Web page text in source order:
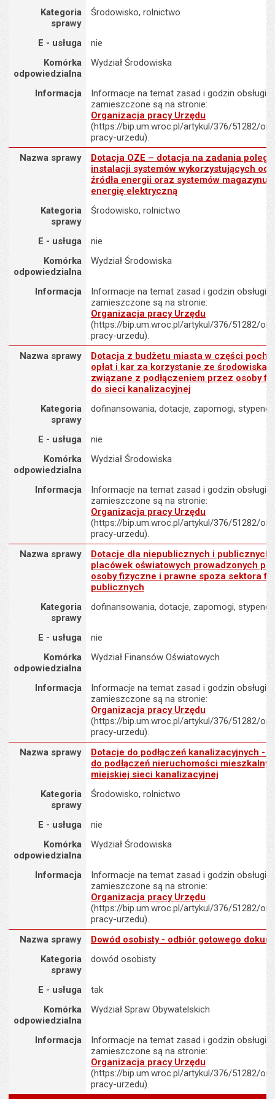
Kategoria
sprawy
Środowisko, rolnictwo
E - usługa
nie
Komórka
odpowiedzialna
Wydział Środowiska
Informacja
Informacje na temat zasad i godzin obsługi
zamieszczone są na stronie:
Organizacja pracy Urzędu
(https://bip.um.wroc.pl/artykul/376/51282/
pracy-urzedu).
Nazwa sprawy : Dotacja OZE – dotacja na zadania polegające
Nazwa sprawy
Dotacja OZE – dotacja na zadania
instalacji systemów wykorzystujących
źródła energii oraz systemów
energię elektryczną
Kategoria
sprawy
Środowisko, rolnictwo
E - usługa
nie
Komórka
odpowiedzialna
Wydział Środowiska
Informacja
Informacje na temat zasad i godzin obsługi
zamieszczone są na stronie:
Organizacja pracy Urzędu
(https://bip.um.wroc.pl/artykul/376/51282/
pracy-urzedu).
Nazwa sprawy : Dotacja z budżetu miasta w części
Nazwa sprawy
Dotacja z budżetu miasta w części
opłat i kar za korzystanie ze środowiska
związane z podłączeniem przez osoby
do sieci kanalizacyjnej
Kategoria
sprawy
dofinansowania, dotacje, zapomogi,
E - usługa
nie
Komórka
odpowiedzialna
Wydział Środowiska
Informacja
Informacje na temat zasad i godzin obsługi
zamieszczone są na stronie:
Organizacja pracy Urzędu
(https://bip.um.wroc.pl/artykul/376/51282/
pracy-urzedu).
Nazwa sprawy : Dotacje dla niepublicznych i publicznych
Nazwa sprawy
Dotacje dla niepublicznych i publicznych
placówek oświatowych prowadzonych
osoby fizyczne i prawne spoza sektora
publicznych
Kategoria
sprawy
dofinansowania, dotacje, zapomogi,
E - usługa
nie
Komórka
odpowiedzialna
Wydział Finansów Oświatowych
Informacja
Informacje na temat zasad i godzin obsługi
zamieszczone są na stronie:
Organizacja pracy Urzędu
(https://bip.um.wroc.pl/artykul/376/51282/
pracy-urzedu).
Nazwa sprawy : Dotacje do podłączeń kanalizacyjnych -
Nazwa sprawy
Dotacje do podłączeń kanalizacyjnych -
do podłączeń nieruchomości
miejskiej sieci kanalizacyjnej
Kategoria
sprawy
Środowisko, rolnictwo
E - usługa
nie
Komórka
odpowiedzialna
Wydział Środowiska
Informacja
Informacje na temat zasad i godzin obsługi
zamieszczone są na stronie:
Organizacja pracy Urzędu
(https://bip.um.wroc.pl/artykul/376/51282/
pracy-urzedu).
Nazwa sprawy : Dowód osobisty - odbiór gotowego dokumentu
Nazwa sprawy
Dowód osobisty - odbiór gotowego
Kategoria
sprawy
dowód osobisty
E - usługa
tak
Komórka
odpowiedzialna
Wydział Spraw Obywatelskich
Informacja
Informacje na temat zasad i godzin obsługi
zamieszczone są na stronie:
Organizacja pracy Urzędu
(https://bip.um.wroc.pl/artykul/376/51282/
pracy-urzedu).